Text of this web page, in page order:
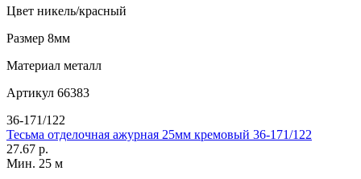
Цвет никель/красный
Размер 8мм
Материал металл
Артикул 66383
36-171/122
Тесьма отделочная ажурная 25мм кремовый 36-171/122
27.67 р.
Мин. 25 м